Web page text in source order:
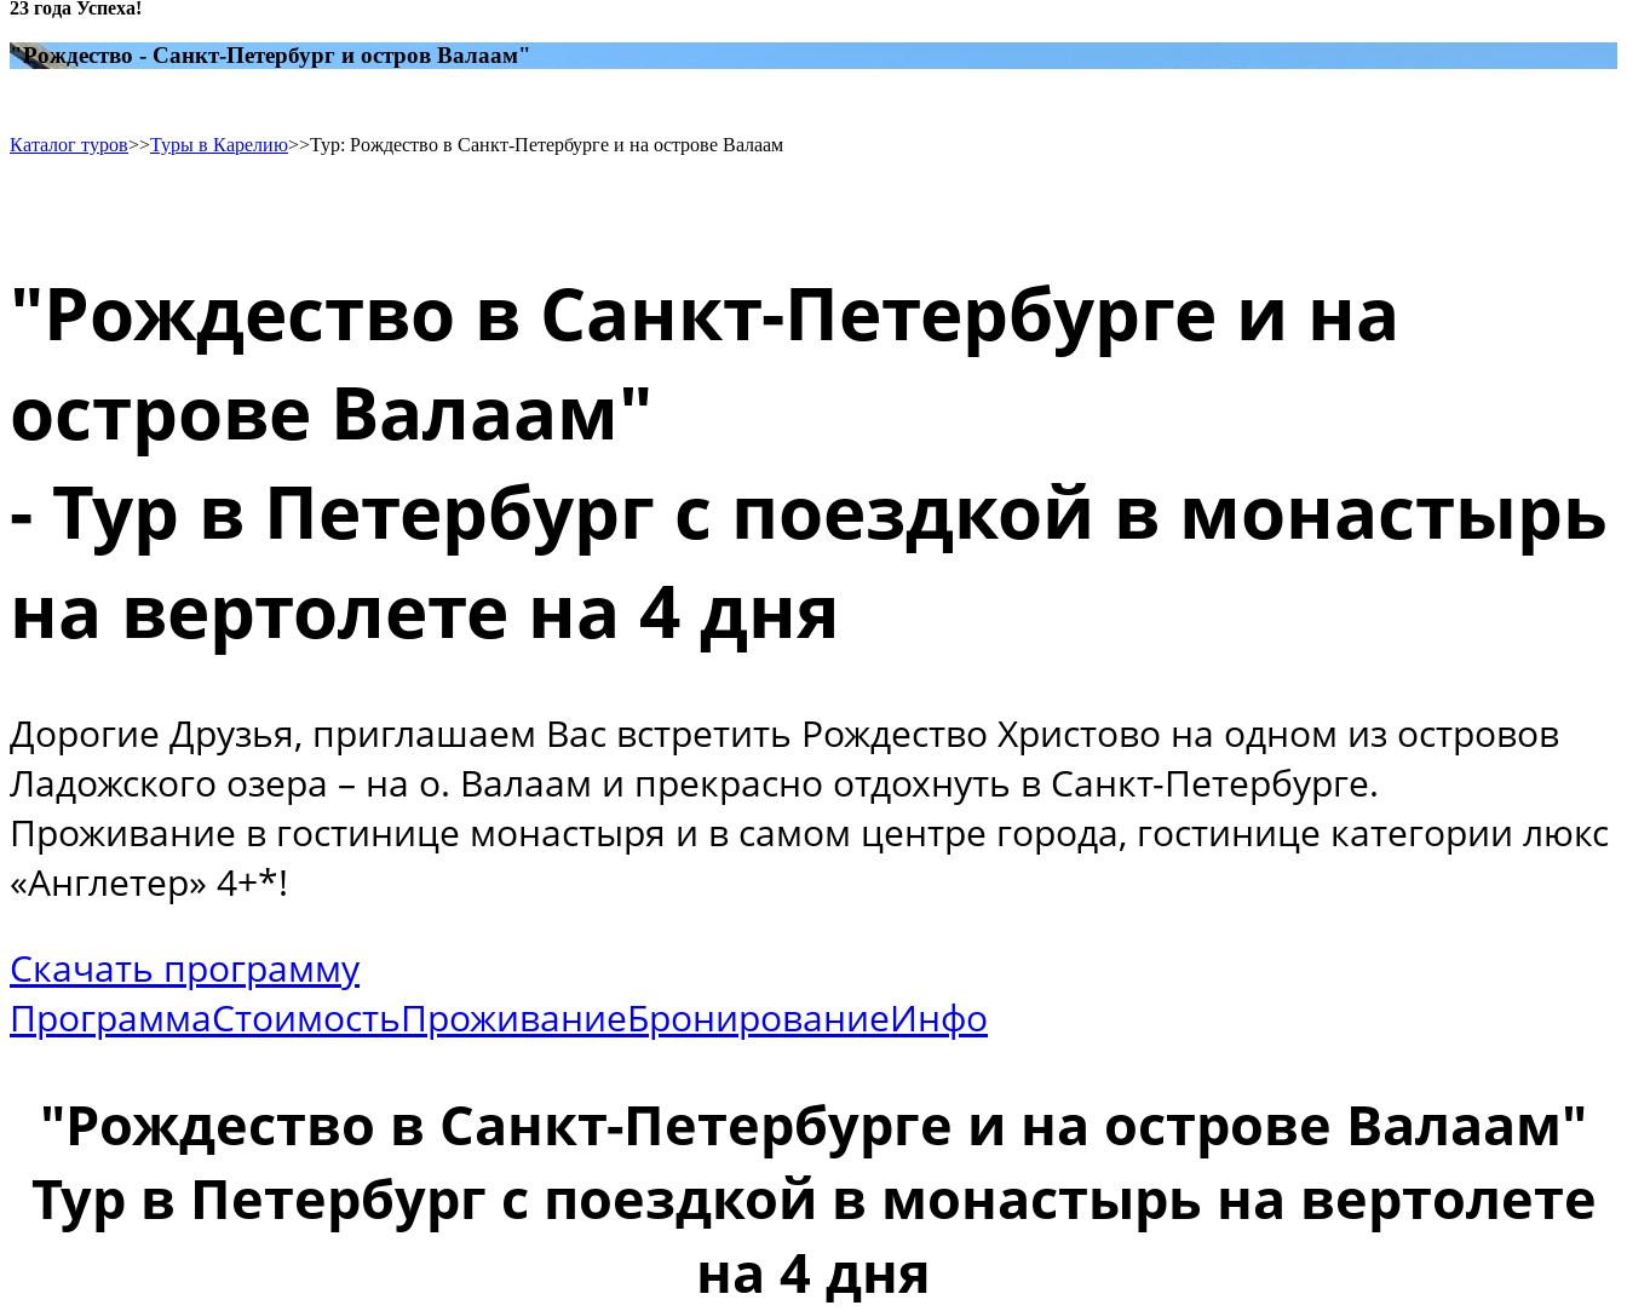
23 года Успеха!
"Рождество - Санкт-Петербург и остров Валаам"
Каталог туров>>Туры в Карелию>>Тур: Рождество в Санкт-Петербурге и на острове Валаам
"Рождество в Санкт-Петербурге и на
острове Валаам"
- Тур в Петербург с поездкой в монастырь
на вертолете на 4 дня
Дорогие Друзья, приглашаем Вас встретить Рождество Христово на одном из островов
Ладожского озера – на о. Валаам и прекрасно отдохнуть в Санкт-Петербурге.
Проживание в гостинице монастыря и в самом центре города, гостинице категории люкс
«Англетер» 4+*!
Скачать программу
ПрограммаСтоимостьПроживаниеБронированиеИнфо
"Рождество в Санкт-Петербурге и на острове Валаам"
Тур в Петербург с поездкой в монастырь на вертолете
на 4 дня